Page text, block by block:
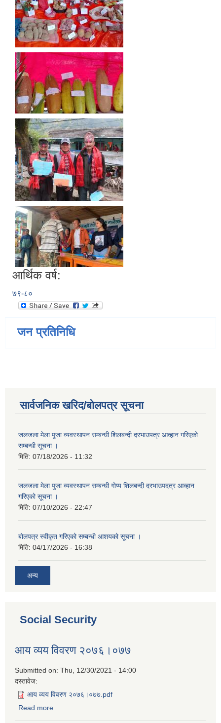
आर्थिक वर्ष:
७९-८०
जन प्रतिनिधि
सार्वजनिक खरिद/बोलपत्र सूचना
जलजला मेला पूजा व्यवस्थापन सम्बन्धी शिलबन्दी दरभाउपत्र आव्हान गरिएको
सम्बन्धी सूचना ।
मिति: 07/18/2026 - 11:32
जलजला मेला पुजा व्यवस्थापन सम्बन्धी गोप्य शिलबन्दी दरभाउपदत्र आव्हान
गरिएको सूचना ।
मिति: 07/10/2026 - 22:47
बोलपत्र स्वीकृत गरिएको सम्बन्धी आशयको सूचना ।
मिति: 04/17/2026 - 16:38
अन्य
Social Security
आय व्यय विवरण २०७६।०७७
Submitted on: Thu, 12/30/2021 - 14:00
दस्तावेज:
आय व्यय विवरण २०७६।०७७.pdf
Read more